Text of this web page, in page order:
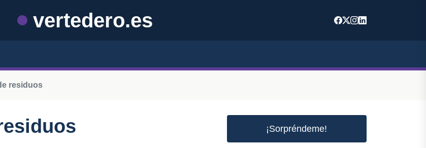
vertedero.es
residuos
¡Sorpréndeme!